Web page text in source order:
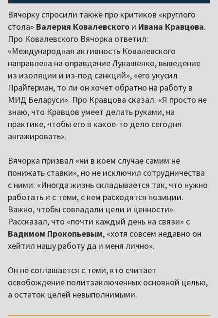
Вячорку спросили также про критиков «круглого
стола» Валерия Ковалевского и Ивана Кравцова.
Про Ковалевского Вячорка ответил:
«Международная активность Ковалевского
направлена на оправдание Лукашенко, выведение
из изоляции и из-под санкций», «его укусил
Прайгерман, то ли он хочет обратно на работу в
МИД Беларуси». Про Кравцова сказал: «Я просто не
знаю, что Кравцов умеет делать руками, на
практике, чтобы его в какое-то дело сегодня
ангажировать».
Вячорка призвал «ни в коем случае самим не
понижать ставки», но не исключил сотрудничества
с ними: «Иногда жизнь складывается так, что нужно
работать и с теми, с кем расходятся позиции.
Важно, чтобы совпадали цели и ценности».
Рассказал, что «почти каждый день на связи» с
Вадимом Прокопьевым, «хотя совсем недавно он
хейтил нашу работу да и меня лично».
Он не соглашается с теми, кто считает
освобождение политзаключенных основной целью,
а остаток целей невыполнимыми.